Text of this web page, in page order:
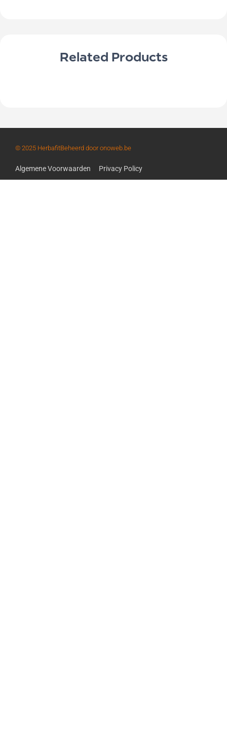
Related Products
© 2025 HerbafitBeheerd door onoweb.be
Algemene Voorwaarden Privacy Policy